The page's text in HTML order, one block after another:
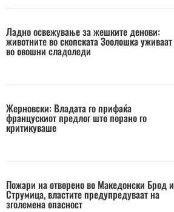
Ладно освежување за жешките денови:
животните во скопската Зоолошка уживаат
во овошни сладоледи
Жерновски: Владата го прифаќа
францускиот предлог што порано го
критикуваше
Пожари на отворено во Македонски Брод и
Струмица, властите предупредуваат на
зголемена опасност